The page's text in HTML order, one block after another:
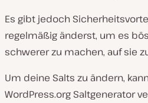
Es gibt jedoch
regelmäßig änderst, um es
schwerer zu machen, auf sie
Um deine Salts zu ändern,
WordPress.org Saltgenerator